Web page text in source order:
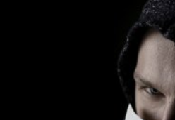
ชื่อ 'GriftHorse' ติดมากับ
จำนวน 200 แอป ซึ่งได้รับการ
Play Storeจนถึงวันนี้มัลแวร์ตัวดัง
นอุปกรณ์แอนดรอยด์ไปทั่วโลกกว่า
ของเหยื่อเป็นจำนวนกว่า 10 ล้าน